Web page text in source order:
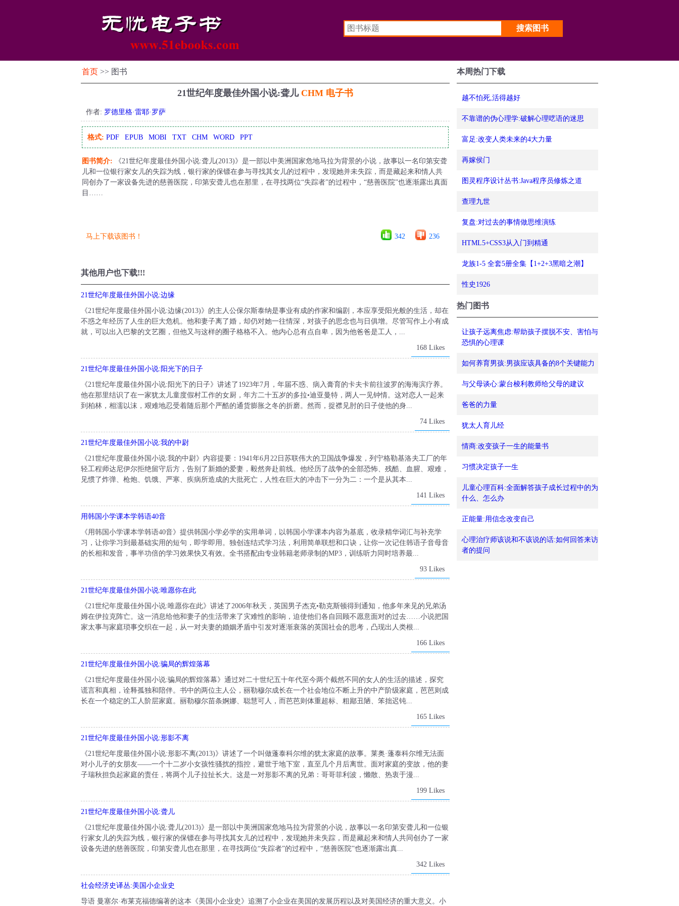
首页 >> 图书
21世纪年度最佳外国小说:聋儿 CHM 电子书
作者: 罗德里格·雷耶·罗萨
格式: PDF EPUB MOBI TXT CHM WORD PPT
图书简介: 《21世纪年度最佳外国小说:聋儿(2013)》是一部以中美洲国家危地马拉为背景的小说，故事以一名印第安聋
儿和一位银行家女儿的失踪为线，银行家的保镖在参与寻找其女儿的过程中，发现她并未失踪，而是藏起来和情人共
同创办了一家设备先进的慈善医院，印第安聋儿也在那里，在寻找两位“失踪者”的过程中，“慈善医院”也逐渐露出真面
目……
马上下载该图书！ 342 236
其他用户也下载!!!
21世纪年度最佳外国小说:边缘
《21世纪年度最佳外国小说:边缘(2013)》的主人公保尔斯泰纳是事业有成的作家和编剧，本应享受阳光般的生活，却在
不惑之年经历了人生的巨大危机。他和妻子离了婚，却仍对她一往情深，对孩子的思念也与日俱增。尽管写作上小有成
就，可以出入巴黎的文艺圈，但他又与这样的圈子格格不入。他内心总有点自卑，因为他爸爸是工人，...
168 Likes
21世纪年度最佳外国小说:阳光下的日子
《21世纪年度最佳外国小说:阳光下的日子》讲述了1923年7月，年届不惑、病入膏育的卡夫卡前往波罗的海海滨疗养。
他在那里结识了在一家犹太儿童度假村工作的女厨，年方二十五岁的多拉•迪亚曼特，两人一见钟情。这对恋人一起来
到柏林，相濡以沫，艰难地忍受着随后那个严酷的通货膨胀之冬的折磨。然而，捉襟见肘的日子使他的身...
74 Likes
21世纪年度最佳外国小说:我的中尉
《21世纪年度最佳外国小说:我的中尉》内容提要：1941年6月22日苏联伟大的卫国战争爆发，列宁格勒基洛夫工厂的年
轻工程师达尼伊尔拒绝留守后方，告别了新婚的爱妻，毅然奔赴前线。他经历了战争的全部恐怖、残酷、血腥、艰难，
见惯了炸弹、枪炮、饥饿、严寒、疾病所造成的大批死亡，人性在巨大的冲击下一分为二：一个是从其本...
141 Likes
用韩国小学课本学韩语40音
《用韩国小学课本学韩语40音》提供韩国小学必学的实用单词，以韩国小学课本内容为基底，收录精华词汇与补充学
习，让你学习到最基础实用的短句，即学即用。独创连结式学习法，利用简单联想和口诀，让你一次记住韩语子音母音
的长相和发音，事半功倍的学习效果快又有效。全书搭配由专业韩籍老师录制的MP3，训练听力同时培养最...
93 Likes
21世纪年度最佳外国小说:唯愿你在此
《21世纪年度最佳外国小说:唯愿你在此》讲述了2006年秋天，英国男子杰克•勒克斯顿得到通知，他多年来见的兄弟汤
姆在伊拉克阵亡。这一消息给他和妻子的生活带来了灾难性的影响，迫使他们各自回顾不愿意面对的过去……小说把国
家太事与家庭琐事交织在一起，从一对夫妻的婚姻矛盾中引发对逐渐衰落的英国社会的思考，凸现出人类根...
166 Likes
21世纪年度最佳外国小说:骗局的辉煌落幕
《21世纪年度最佳外国小说:骗局的辉煌落幕》通过对二十世纪五十年代至今两个截然不同的女人的生活的描述，探究
谎言和真相，诠释孤独和陪伴。书中的两位主人公，丽勒穆尔成长在一个社会地位不断上升的中产阶级家庭，芭芭则成
长在一个稳定的工人阶层家庭。丽勒穆尔苗条婀娜、聪慧可人，而芭芭则体重超标、粗鄙丑陋、笨拙迟钝...
165 Likes
21世纪年度最佳外国小说:形影不离
《21世纪年度最佳外国小说:形影不离(2013)》讲述了一个叫做蓬泰科尔维的犹太家庭的故事。莱奥·蓬泰科尔维无法面
对小儿子的女朋友——一个十二岁小女孩性骚扰的指控，避世于地下室，直至几个月后离世。面对家庭的变故，他的妻
子瑞秋担负起家庭的责任，将两个儿子拉扯长大。这是一对形影不离的兄弟：哥哥菲利波，懒散、热衷于漫...
199 Likes
21世纪年度最佳外国小说:聋儿
《21世纪年度最佳外国小说:聋儿(2013)》是一部以中美洲国家危地马拉为背景的小说，故事以一名印第安聋儿和一位银
行家女儿的失踪为线，银行家的保镖在参与寻找其女儿的过程中，发现她并未失踪，而是藏起来和情人共同创办了一家
设备先进的慈善医院，印第安聋儿也在那里，在寻找两位“失踪者”的过程中，“慈善医院”也逐渐露出真...
342 Likes
社会经济史译丛:美国小企业史
导语 曼塞尔·布莱克福德编著的这本《美国小企业史》追溯了小企业在美国的发展历程以及对美国经济的重大意义。小
本周热门下载
越不怕死,活得越好
不靠谱的伪心理学:破解心理呓语的迷思
富足:改变人类未来的4大力量
再嫁侯门
图灵程序设计丛书:Java程序员修炼之道
查理九世
复盘:对过去的事情做思维演练
HTML5+CSS3从入门到精通
龙族1-5 全套5册全集【1+2+3黑暗之潮】
性史1926
热门图书
让孩子远离焦虑:帮助孩子摆脱不安、害怕与
恐惧的心理课
如何养育男孩:男孩应该具备的8个关键能力
与父母谈心:蒙台梭利教师给父母的建议
爸爸的力量
犹太人育儿经
情商:改变孩子一生的能量书
习惯决定孩子一生
儿童心理百科:全面解答孩子成长过程中的为
什么、怎么办
正能量:用信念改变自己
心理治疗师该说和不该说的话:如何回答来访
者的提问